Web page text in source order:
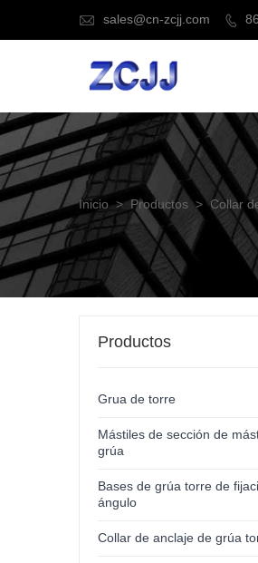
 sales@cn-zcjj.com 
Inicio > Productos > Collar
Productos
Grua de torre
Mástiles de sección de
grúa
Bases de grúa torre de
ángulo
Collar de anclaje de grúa